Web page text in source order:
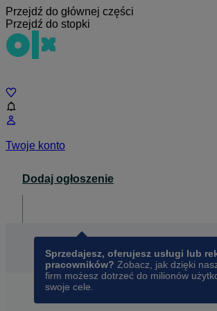
Przejdź do głównej części
Przejdź do stopki
Twoje konto
Dodaj ogłoszenie
Sprzedajesz, oferujesz usługi lub
pracowników? Zobacz, jak dzięki
firm możesz dotrzeć do milionów
swoje cele.